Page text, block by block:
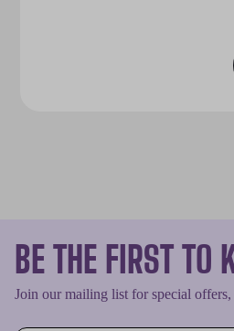
BE THE FIRST TO
Join our mailing list for special offers,